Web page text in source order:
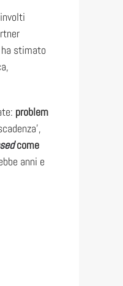
ha stimato
problem
come
anni e